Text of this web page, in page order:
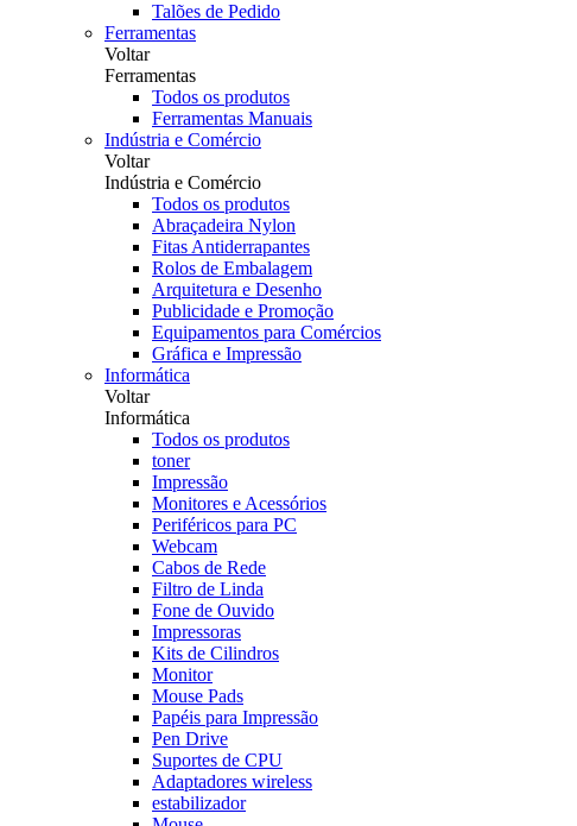
Talões de Pedido
Ferramentas
Voltar
Ferramentas
Todos os produtos
Ferramentas Manuais
Indústria e Comércio
Voltar
Indústria e Comércio
Todos os produtos
Abraçadeira Nylon
Fitas Antiderrapantes
Rolos de Embalagem
Arquitetura e Desenho
Publicidade e Promoção
Equipamentos para Comércios
Gráfica e Impressão
Informática
Voltar
Informática
Todos os produtos
toner
Impressão
Monitores e Acessórios
Periféricos para PC
Webcam
Cabos de Rede
Filtro de Linda
Fone de Ouvido
Impressoras
Kits de Cilindros
Monitor
Mouse Pads
Papéis para Impressão
Pen Drive
Suportes de CPU
Adaptadores wireless
estabilizador